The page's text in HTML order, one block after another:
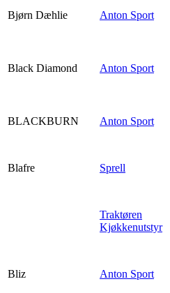
Bjørn Dæhlie Anton Sport
Black Diamond Anton Sport
BLACKBURN Anton Sport
Blafre Sprell
Traktøren
Kjøkkenutstyr
Bliz Anton Sport